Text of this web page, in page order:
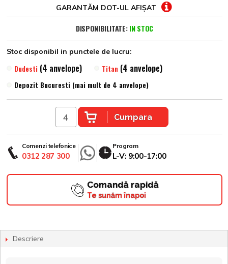
GARANTĂM DOT-UL AFIȘAT
DISPONIBILITATE: IN STOC
Stoc disponibil in punctele de lucru:
Dudesti (4 anvelope) Titan (4 anvelope)
Depozit Bucuresti (mai mult de 4 anvelope)
Cumpara
Comenzi telefonice
0312 287 300
Program
L-V: 9:00-17:00
Comandă rapidă
Te sunăm înapoi
Descriere